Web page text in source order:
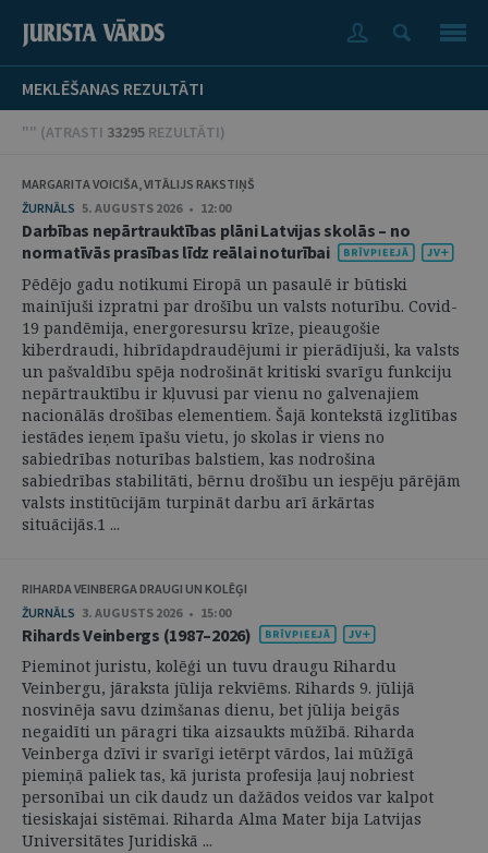
MEKLĒŠANAS REZULTĀTI
"" (ATRASTI 33295 REZULTĀTI)
MARGARITA VOICIŠA, VITĀLIJS RAKSTIŅŠ
ŽURNĀLS 5. AUGUSTS 2026 • 12:00
Darbības nepārtrauktības plāni Latvijas skolās – no
normatīvās prasības līdz reālai noturībai
Pēdējo gadu notikumi Eiropā un pasaulē ir būtiski
mainījuši izpratni par drošību un valsts noturību. Covid-
19 pandēmija, energoresursu krīze, pieaugošie
kiberdraudi, hibrīdapdraudējumi ir pierādījuši, ka valsts
un pašvaldību spēja nodrošināt kritiski svarīgu funkciju
nepārtrauktību ir kļuvusi par vienu no galvenajiem
nacionālās drošības elementiem. Šajā kontekstā izglītības
iestādes ieņem īpašu vietu, jo skolas ir viens no
sabiedrības noturības balstiem, kas nodrošina
sabiedrības stabilitāti, bērnu drošību un iespēju pārējām
valsts institūcijām turpināt darbu arī ārkārtas
situācijās.1 ...
RIHARDA VEINBERGA DRAUGI UN KOLĒĢI
ŽURNĀLS 3. AUGUSTS 2026 • 15:00
Rihards Veinbergs (1987–2026)
Pieminot juristu, kolēģi un tuvu draugu Rihardu
Veinbergu, jāraksta jūlija rekviēms. Rihards 9. jūlijā
nosvinēja savu dzimšanas dienu, bet jūlija beigās
negaidīti un pāragri tika aizsaukts mūžībā. Riharda
Veinberga dzīvi ir svarīgi ietērpt vārdos, lai mūžīgā
piemiņā paliek tas, kā jurista profesija ļauj nobriest
personībai un cik daudz un dažādos veidos var kalpot
tiesiskajai sistēmai. Riharda Alma Mater bija Latvijas
Universitātes Juridiskā ...